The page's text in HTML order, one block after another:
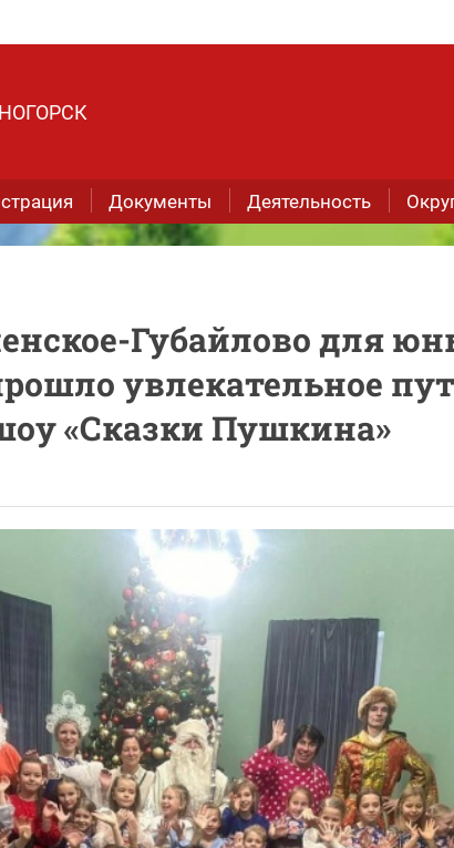
Документы Деятельность
Губайлово для
увлекательное
«Сказки Пушкина»